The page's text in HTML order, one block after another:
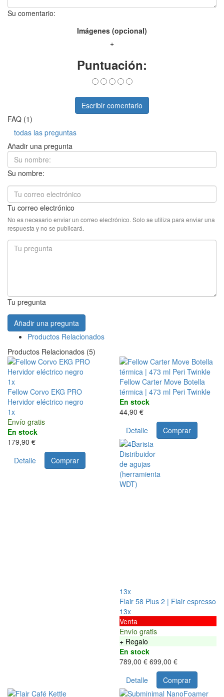
Su comentario:
Imágenes (opcional)
+
Puntuación:
Escribir comentario
FAQ (1)
todas las preguntas
Añadir una pregunta
Su nombre:
Tu correo electrónico
No es necesario enviar un correo electrónico. Solo se utiliza para enviar una
respuesta y no se publicará.
Tu pregunta
Añadir una pregunta
Productos Relacionados
Productos Relacionados (5)
1x
Fellow Corvo EKG PRO
Hervidor eléctrico negro
1x
Envío gratis
En stock
179,90 €
Detalle
Comprar
Fellow Carter Move Botella
térmica | 473 ml Peri Twinkle
En stock
44,90 €
Detalle
Comprar
13x
Flair 58 Plus 2 | Flair espresso
13x
Venta
Envío gratis
+ Regalo
En stock
789,00 € 699,00 €
Detalle
Comprar